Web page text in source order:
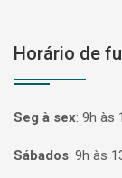
Horário de
Seg à sex: 9h às
Sábados: 9h às